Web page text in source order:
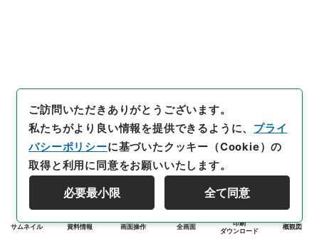
サムネイル 資料情報 画面操作 全画面
印刷
ダウンロード
概観図
ご訪問いただきありがとうございます。
私たちがより良い情報を提供できるように、 プライ
バシーポリシーに基づいたクッキー（Cookie）の
取得と利用に同意をお願いいたします。
必要最小限 全て同意